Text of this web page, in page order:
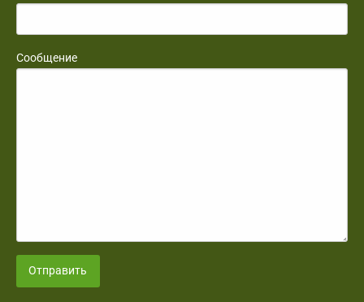
Сообщение
Отправить